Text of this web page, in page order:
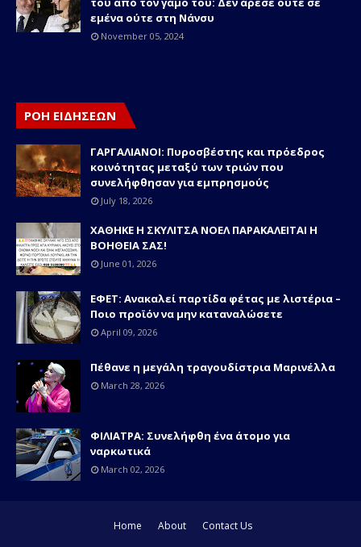
εμένα ούτε στη Νάνσυ
November 05, 2024
ΡΟΗ ΕΙΔΗΣΕΩΝ
ΓΑΡΓΑΛΙΑΝΟΙ: Πυροσβέστης και πρόεδρος
κοινότητας μεταξύ των τριών που
συνελήφθησαν για εμπρησμούς
July 18, 2026
ΧΑΘΗΚΕ Η ΣΚΥΛΙΤΣΑ ΝΟΕΛ ΠΑΡΑΚΑΛΕΙΤΑΙ Η
ΒΟΗΘΕΙΑ ΣΑΣ!
June 01, 2026
ΕΦΕΤ: Ανακαλεί παρτίδα φέτας με λιστέρια –
Ποιο προϊόν να μην καταναλώσετε
April 09, 2026
Πέθανε η μεγάλη τραγουδίστρια Μαρινέλλα
March 28, 2026
ΦΙΛΙΑΤΡΑ: Συνελήφθη ένα άτομο για
ναρκωτικά
March 02, 2026
Home About
Contact Us